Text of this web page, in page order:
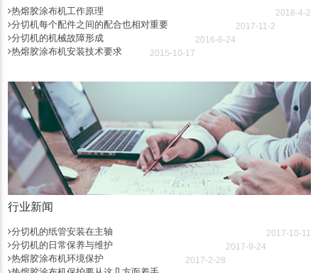
热熔胶涂布机工作原理 2018-4-2
分切机每个配件之间的配合也相对重要 2017-11-2
分切机的机械故障形成 2016-6-24
热熔胶涂布机安装技术要求 2015-10-17
行业新闻
分切机的纸管安装在主轴 2017-10-11
分切机的日常保养与维护 2017-9-24
热熔胶涂布机环境保护 2017-2-28